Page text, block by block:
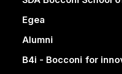
Egea
Alumni
B4i - Bocconi for